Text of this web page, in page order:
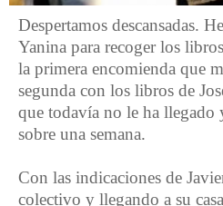
Despertamos descansadas.
Yanina para recoger los
la primera encomienda que
segunda con los libros de
que todavía no le ha llegado
sobre una semana.
Con las indicaciones de
colectivo y llegando a su